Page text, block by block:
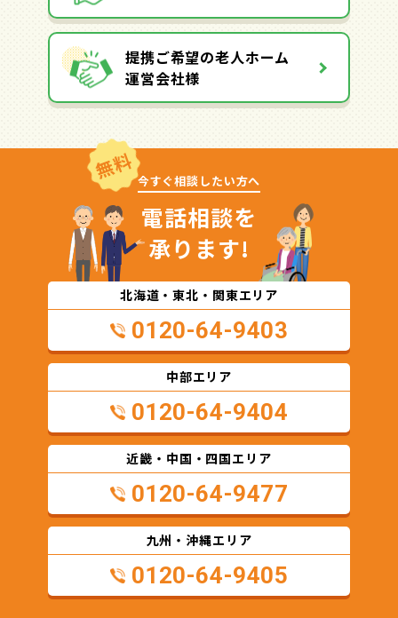
提携ご希望の老人ホーム
運営会社様
無料 今すぐ相談したい方へ
電話相談を
承ります!
北海道・東北・関東エリア
0120-64-9403
中部エリア
0120-64-9404
近畿・中国・四国エリア
0120-64-9477
九州・沖縄エリア
0120-64-9405